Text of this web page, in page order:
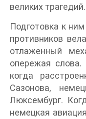
великих трагедий.
Подготовка к
противников
отлаженный
опережая слова.
когда
Сазонова,
Люксембург.
немецкая